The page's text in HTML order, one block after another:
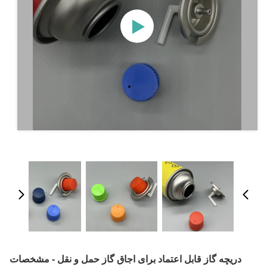
دریچه گاز قابل اعتماد برای اجاق گاز حمل و نقل - مشخصات